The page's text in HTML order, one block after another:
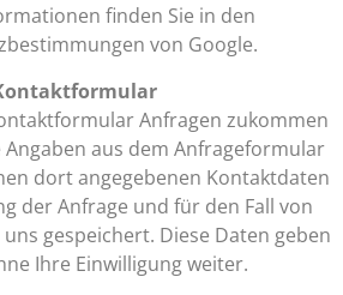
finden Sie in den
von Google.
Anfragen zukommen
Angaben aus dem Anfrageformular
dort angegebenen Kontaktdaten
der Anfrage und für den Fall von
gespeichert. Diese Daten geben
Ihre Einwilligung weiter.